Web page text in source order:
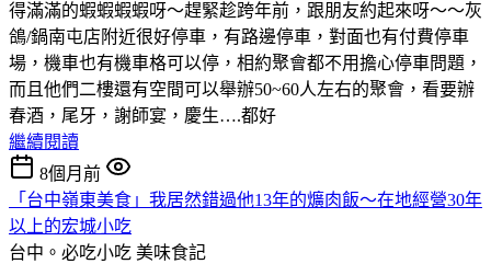
得滿滿的蝦蝦蝦蝦呀～趕緊趁跨年前，跟朋友約起來呀～～灰
鴿/鍋南屯店附近很好停車，有路邊停車，對面也有付費停車
場，機車也有機車格可以停，相約聚會都不用擔心停車問題，
而且他們二樓還有空間可以舉辦50~60人左右的聚會，看要辦
春酒，尾牙，謝師宴，慶生….都好
繼續閱讀
8個月前
「台中嶺東美食」我居然錯過他13年的爌肉飯～在地經營30年
以上的宏城小吃
台中。必吃小吃 美味食記